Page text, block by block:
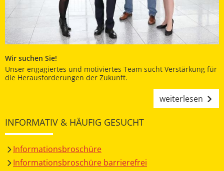
Wir suchen Sie!
Unser engagiertes und motiviertes Team sucht Verstärkung für
die Herausforderungen der Zukunft.
weiterlesen
INFORMATIV & HÄUFIG GESUCHT
Informationsbroschüre
Informationsbroschüre barrierefrei